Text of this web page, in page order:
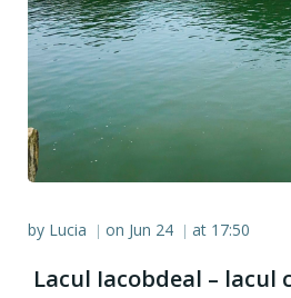
by Lucia | on Jun 24 | at 17:50
Lacul Iacobdeal – lacul